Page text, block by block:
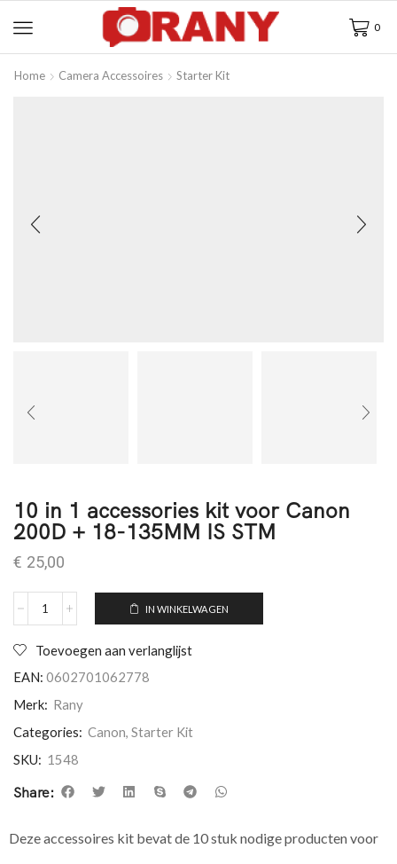
0
Home Camera Accessoires Starter Kit
10 in 1 accessories kit voor Canon
200D + 18-135MM IS STM
€ 25,00
IN WINKELWAGEN
Toevoegen aan verlanglijst
EAN: 0602701062778
Merk: Rany
Categories: Canon, Starter Kit
SKU: 1548
Share:
Deze accessoires kit bevat de 10 stuk nodige producten voor